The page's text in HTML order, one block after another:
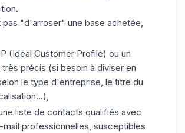
pas "d'arroser" une base achetée,
(Ideal Customer Profile) ou un
précis (si besoin à diviser en
le type d'entreprise, le titre du
liste de contacts qualifiés avec
professionnelles, susceptibles